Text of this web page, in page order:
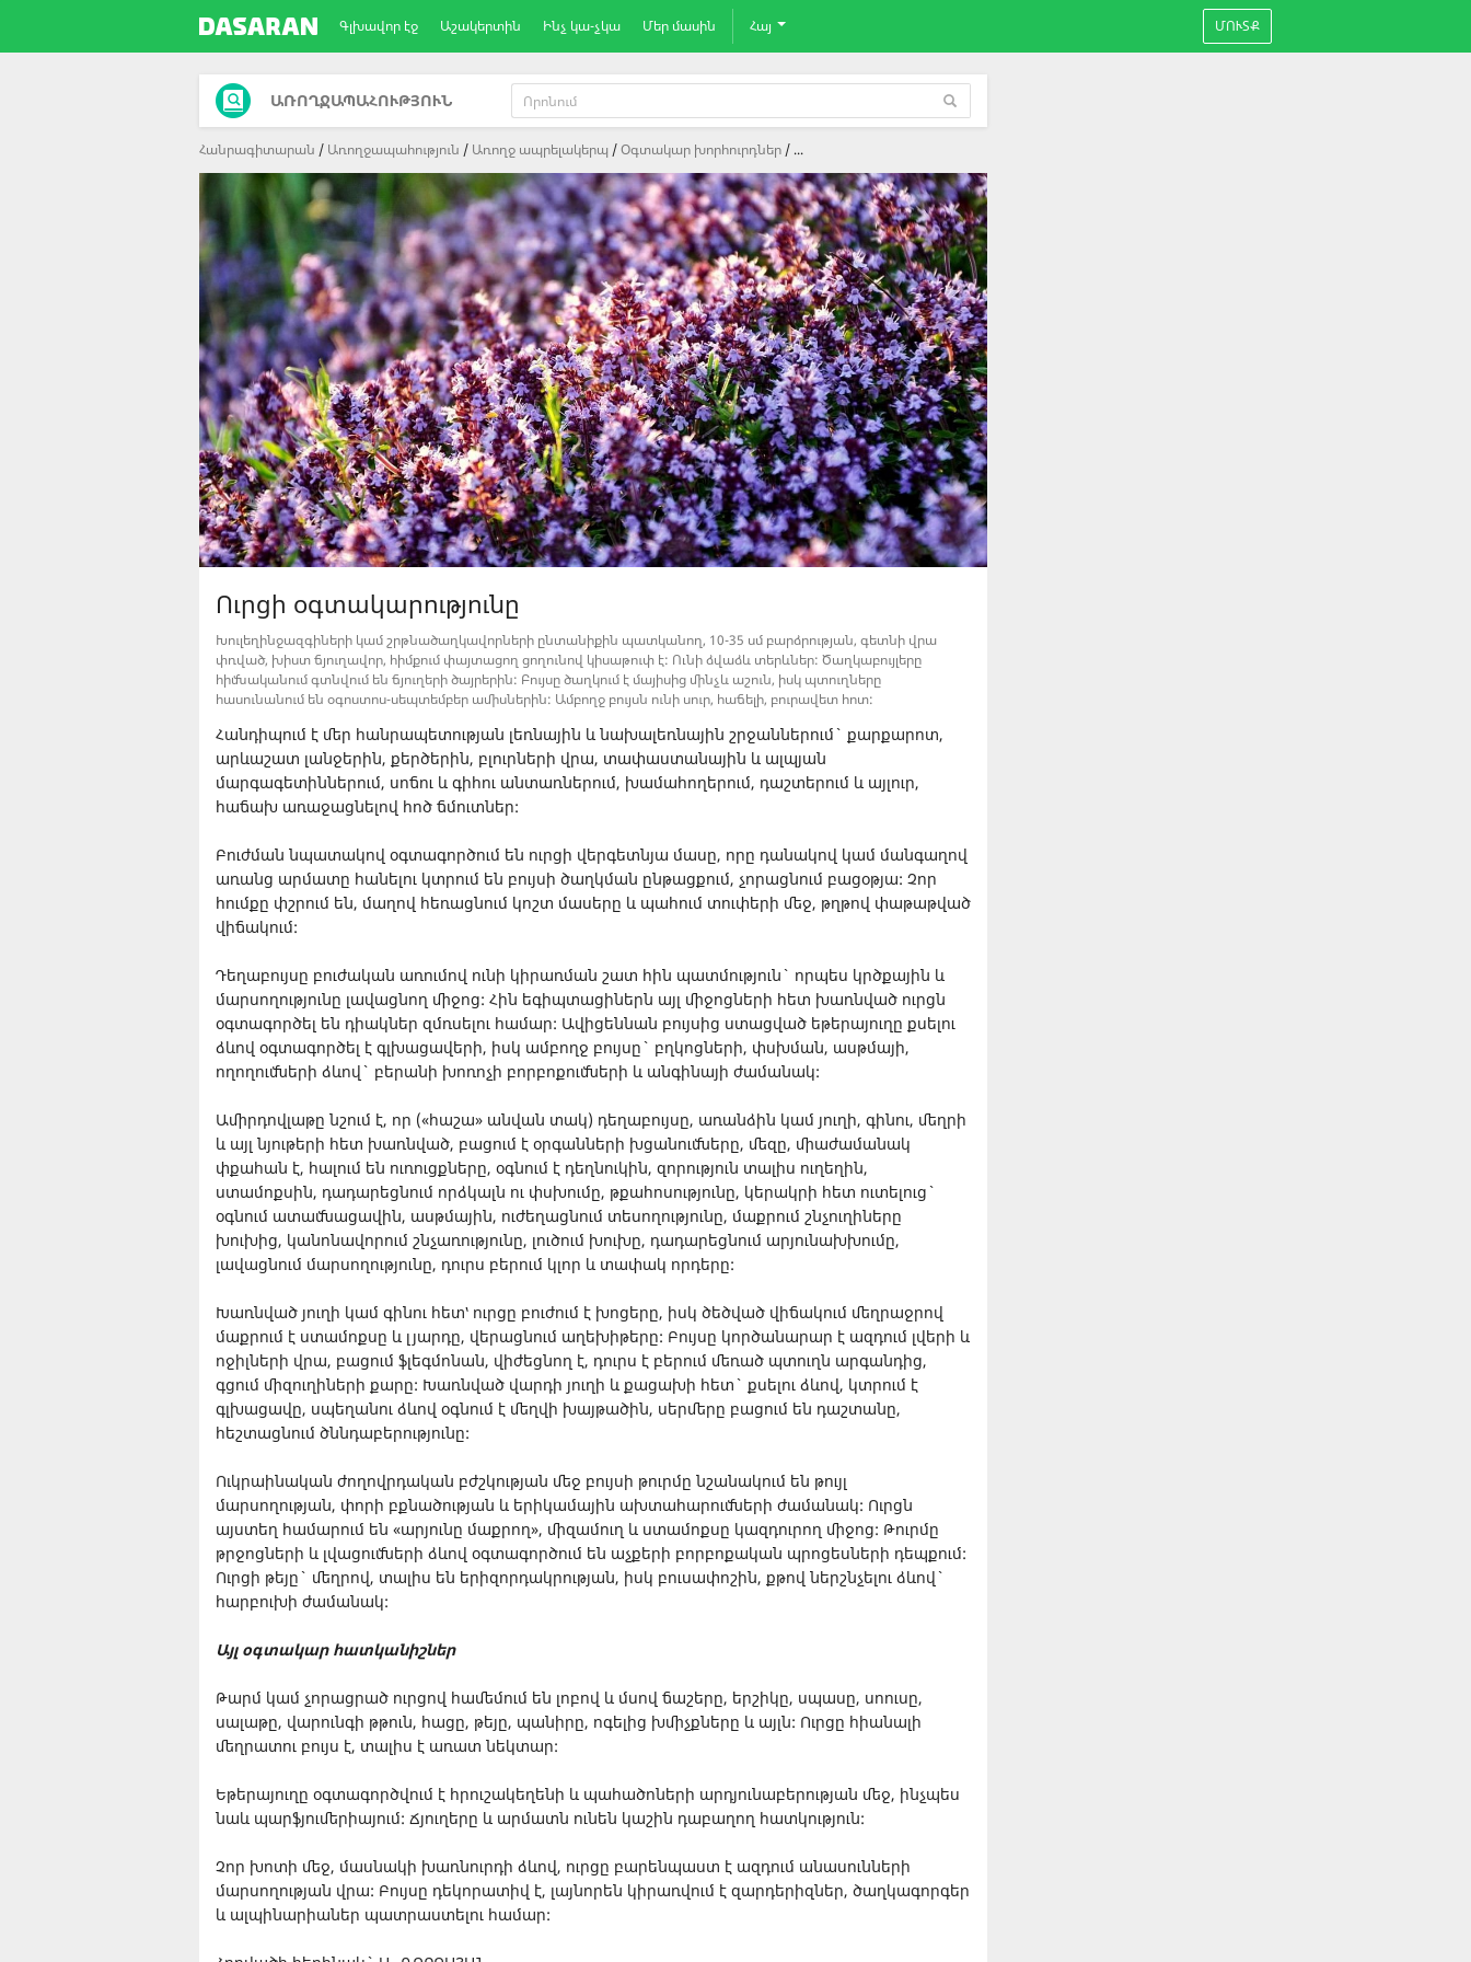
Գլխավոր էջ Աշակերտին Ինչ կա-չկա Մեր մասին Հայ ՄՈՒՏՔ
ԱՌՈՂՋԱՊԱՀՈՒԹՅՈՒՆ
Հանրագիտարան Առողջապահություն Առողջ ապրելակերպ Oգտակար խորհուրդներ ...
Ուրցի օգտակարությունը
Խուլեղինջազգիների կամ շրթնածաղկավորների ընտանիքին պատկանող, 10-35 սմ բարձրության, գետնի վրա
փռված, խիստ ճյուղավոր, հիմքում փայտացող ցողունով կիսաթուփ է: Ունի ձվաձև տերևներ: Ծաղկաբույլերը
հիմնականում գտնվում են ճյուղերի ծայրերին: Բույսը ծաղկում է մայիսից մինչև աշուն, իսկ պտուղները
հասունանում են օգոստոս-սեպտեմբեր ամիսներին: Ամբողջ բույսն ունի սուր, հաճելի, բուրավետ հոտ:
Հանդիպում է մեր հանրապետության լեռնային և նախալեռնային շրջաններում` քարքարոտ,
արևաշատ լանջերին, քերծերին, բլուրների վրա, տափաստանային և ալպյան
մարգագետիններում, սոճու և գիհու անտառներում, խամահողերում, դաշտերում և այլուր,
հաճախ առաջացնելով հոծ ճմուտներ:
Բուժման նպատակով օգտագործում են ուրցի վերգետնյա մասը, որը դանակով կամ մանգաղով
առանց արմատը հանելու կտրում են բույսի ծաղկման ընթացքում, չորացնում բացօթյա: Չոր
հումքը փշրում են, մաղով հեռացնում կոշտ մասերը և պահում տուփերի մեջ, թղթով փաթաթված
վիճակում:
Դեղաբույսը բուժական առումով ունի կիրառման շատ հին պատմություն` որպես կրծքային և
մարսողությունը լավացնող միջոց: Հին եգիպտացիներն այլ միջոցների հետ խառնված ուրցն
օգտագործել են դիակներ զմռսելու համար: Ավիցեննան բույսից ստացված եթերայուղը քսելու
ձևով օգտագործել է գլխացավերի, իսկ ամբողջ բույսը` բղկոցների, փսխման, ասթմայի,
ողողումների ձևով` բերանի խոռոչի բորբոքումների և անգինայի ժամանակ:
Ամիրդովլաթը նշում է, որ («հաշա» անվան տակ) դեղաբույսը, առանձին կամ յուղի, գինու, մեղրի
և այլ նյութերի հետ խառնված, բացում է օրգանների խցանումները, մեզը, միաժամանակ
փքահան է, հալում են ուռուցքները, օգնում է դեղնուկին, զորություն տալիս ուղեղին,
ստամոքսին, դադարեցնում որձկալն ու փսխումը, թքահոսությունը, կերակրի հետ ուտելուց`
օգնում ատամնացավին, ասթմային, ուժեղացնում տեսողությունը, մաքրում շնչուղիները
խուխից, կանոնավորում շնչառությունը, լուծում խուխը, դադարեցնում արյունախխումը,
լավացնում մարսողությունը, դուրս բերում կլոր և տափակ որդերը:
Խառնված յուղի կամ գինու հետ՝ ուրցը բուժում է խոցերը, իսկ ծեծված վիճակում մեղրաջրով
մաքրում է ստամոքսը և լյարդը, վերացնում աղեխիթերը: Բույսը կործանարար է ազդում լվերի և
ոջիլների վրա, բացում ֆլեգմոնան, վիժեցնող է, դուրս է բերում մեռած պտուղն արգանդից,
գցում միզուղիների քարը: Խառնված վարդի յուղի և քացախի հետ` քսելու ձևով, կտրում է
գլխացավը, սպեղանու ձևով օգնում է մեղվի խայթածին, սերմերը բացում են դաշտանը,
հեշտացնում ծննդաբերությունը:
Ուկրաինական ժողովրդական բժշկության մեջ բույսի թուրմը նշանակում են թույլ
մարսողության, փորի բքնածության և երիկամային ախտահարումների ժամանակ: Ուրցն
այստեղ համարում են «արյունը մաքրող», միզամուղ և ստամոքսը կազդուրող միջոց: Թուրմը
թրջոցների և լվացումների ձևով օգտագործում են աչքերի բորբոքական պրոցեսների դեպքում:
Ուրցի թեյը` մեղրով, տալիս են երիզորդակրության, իսկ բուսափոշին, քթով ներշնչելու ձևով`
հարբուխի ժամանակ:
Այլ օգտակար հատկանիշներ
Թարմ կամ չորացրած ուրցով համեմում են լոբով և մսով ճաշերը, երշիկը, սպասը, սոուսը,
սալաթը, վարունգի թթուն, հացը, թեյը, պանիրը, ոգելից խմիչքները և այլն: Ուրցը հիանալի
մեղրատու բույս է, տալիս է առատ նեկտար:
Եթերայուղը օգտագործվում է հրուշակեղենի և պահածոների արդյունաբերության մեջ, ինչպես
նաև պարֆյումերիայում: Ճյուղերը և արմատն ունեն կաշին դաբաղող հատկություն:
Չոր խոտի մեջ, մասնակի խառնուրդի ձևով, ուրցը բարենպաստ է ազդում անասունների
մարսողության վրա: Բույսը դեկորատիվ է, լայնորեն կիրառվում է զարդերիզներ, ծաղկագորգեր
և ալպինարիաներ պատրաստելու համար: